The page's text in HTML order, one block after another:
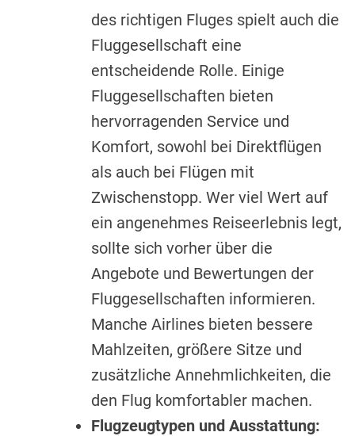
des richtigen Fluges spielt auch die
Fluggesellschaft eine
entscheidende Rolle. Einige
Fluggesellschaften bieten
hervorragenden Service und
Komfort, sowohl bei Direktflügen
als auch bei Flügen mit
Zwischenstopp. Wer viel Wert auf
ein angenehmes Reiseerlebnis legt,
sollte sich vorher über die
Angebote und Bewertungen der
Fluggesellschaften informieren.
Manche Airlines bieten bessere
Mahlzeiten, größere Sitze und
zusätzliche Annehmlichkeiten, die
den Flug komfortabler machen.
Flugzeugtypen und Ausstattung: